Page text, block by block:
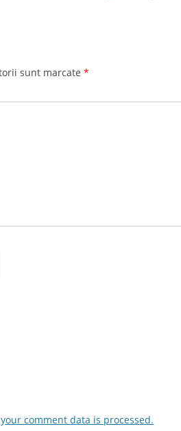
sunt marcate*
comment data is processed.